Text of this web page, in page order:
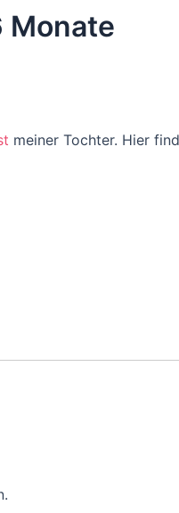
Monate
meiner Tochter. Hier